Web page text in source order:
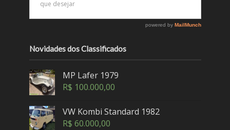
Novidades dos Classificados
MP Lafer 1979
R$ 100.000,00
VW Kombi Standard 1982
R$ 60.000,00